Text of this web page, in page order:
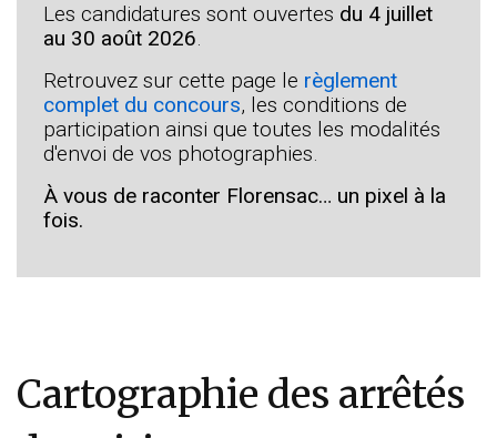
Les candidatures sont ouvertes du 4 juillet
au 30 août 2026.
Retrouvez sur cette page le règlement
complet du concours, les conditions de
participation ainsi que toutes les modalités
d'envoi de vos photographies.
À vous de raconter Florensac… un pixel à la
fois.
Cartographie des arrêtés